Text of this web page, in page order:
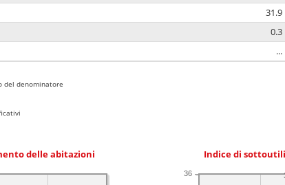
31.9
0.3
...
del denominatore
delle abitazioni Indice di
36